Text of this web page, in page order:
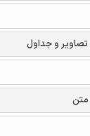
و جداول
متن